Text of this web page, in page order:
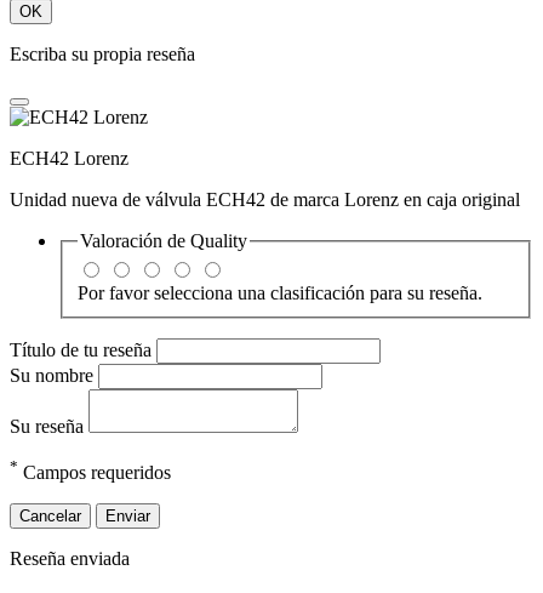
OK
Escriba su propia reseña
ECH42 Lorenz
Unidad nueva de válvula ECH42 de marca Lorenz en caja original
Valoración de Quality
Por favor selecciona una clasificación para su reseña.
Título de tu reseña
Su nombre
Su reseña
* Campos requeridos
Cancelar Enviar
Reseña enviada